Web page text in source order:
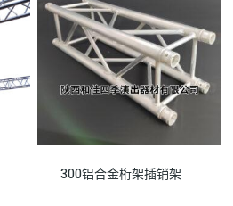
300铝合金桁架插销架